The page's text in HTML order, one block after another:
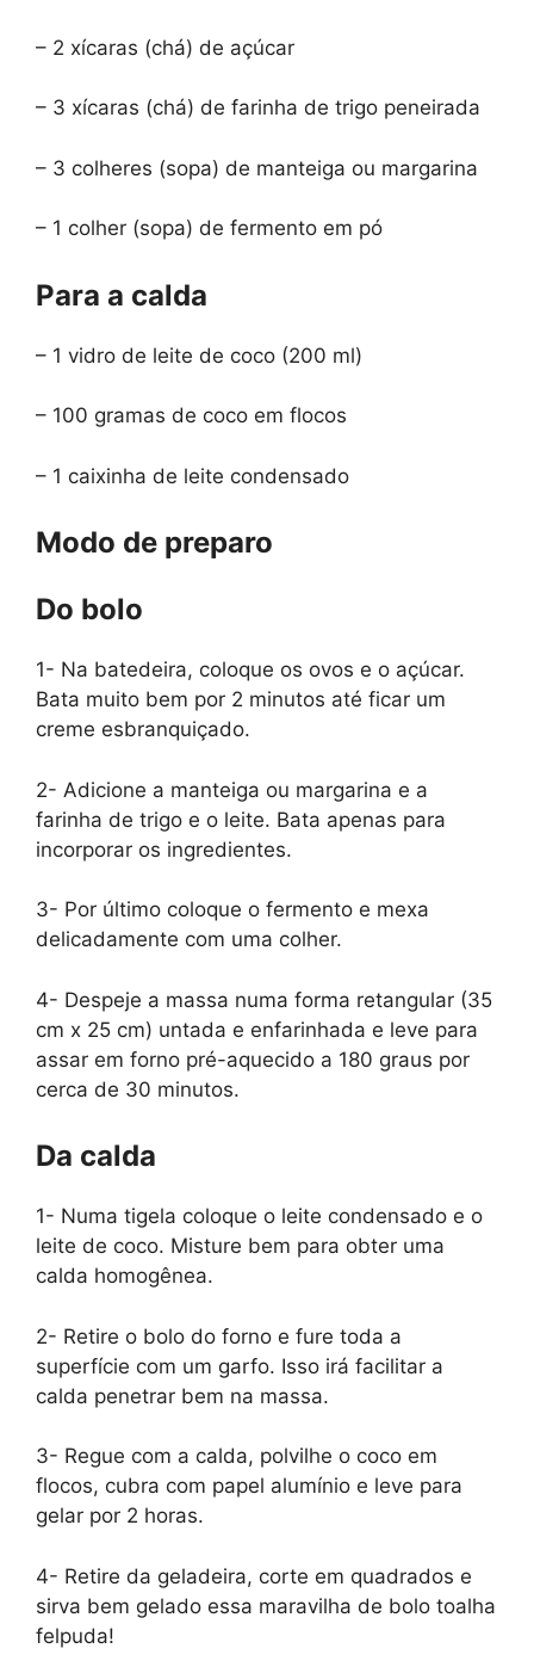
– 2 xícaras (chá) de açúcar
– 3 xícaras (chá) de farinha de trigo peneirada
– 3 colheres (sopa) de manteiga ou margarina
– 1 colher (sopa) de fermento em pó
Para a calda
– 1 vidro de leite de coco (200 ml)
– 100 gramas de coco em flocos
– 1 caixinha de leite condensado
Modo de preparo
Do bolo
1- Na batedeira, coloque os ovos e o açúcar.
Bata muito bem por 2 minutos até ficar um
creme esbranquiçado.
2- Adicione a manteiga ou margarina e a
farinha de trigo e o leite. Bata apenas para
incorporar os ingredientes.
3- Por último coloque o fermento e mexa
delicadamente com uma colher.
4- Despeje a massa numa forma retangular (35
cm x 25 cm) untada e enfarinhada e leve para
assar em forno pré-aquecido a 180 graus por
cerca de 30 minutos.
Da calda
1- Numa tigela coloque o leite condensado e o
leite de coco. Misture bem para obter uma
calda homogênea.
2- Retire o bolo do forno e fure toda a
superfície com um garfo. Isso irá facilitar a
calda penetrar bem na massa.
3- Regue com a calda, polvilhe o coco em
flocos, cubra com papel alumínio e leve para
gelar por 2 horas.
4- Retire da geladeira, corte em quadrados e
sirva bem gelado essa maravilha de bolo toalha
felpuda!